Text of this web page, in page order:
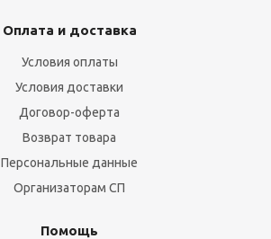
Оплата и доставка
Условия оплаты
Условия доставки
Договор-оферта
Возврат товара
Персональные данные
Организаторам СП
Помощь